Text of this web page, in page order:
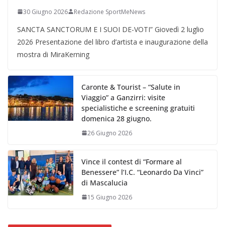
30 Giugno 2026 Redazione SportMeNews
SANCTA SANCTORUM E I SUOI DE-VOTI” Giovedì 2 luglio
2026 Presentazione del libro d’artista e inaugurazione della
mostra di MiraKerning
Caronte & Tourist – “Salute in
Viaggio” a Ganzirri: visite
specialistiche e screening gratuiti
domenica 28 giugno.
26 Giugno 2026
Vince il contest di “Formare al
Benessere” l’I.C. “Leonardo Da Vinci”
di Mascalucia
15 Giugno 2026